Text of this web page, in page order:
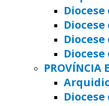
Diocese
PROVÍNCIA